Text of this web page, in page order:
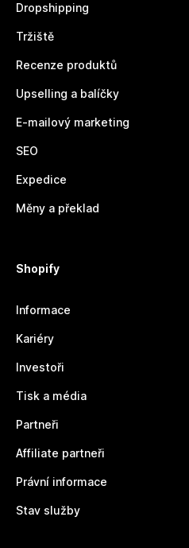
Dropshipping
Tržiště
Recenze produktů
Upselling a balíčky
E-mailový marketing
SEO
Expedice
Měny a překlad
Shopify
Informace
Kariéry
Investoři
Tisk a média
Partneři
Affiliate partneři
Právní informace
Stav služby